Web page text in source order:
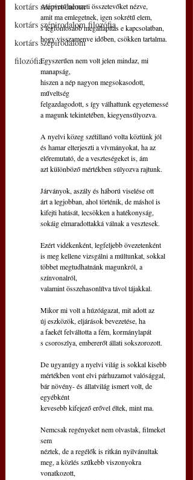
kortárs szépirodalom
kortárs szépirodalom filozófia
kortárs szépirodalom
filozófia
Alapvető nemzeti összetevőket nézve,
amit ma emlegetnek, igen sokrétű elem,
s legfontosabb megállapítás e kapcsolatban,
hogy visszamenve időben, csökken tartalma.
Egyszerűen nem volt jelen mindaz, mi
manapság,
hiszen a nép nagyon megsokasodott,
műveltség
felgazdagodott, s így válhattunk egyetemessé
a magunk tekintetében, kiegyensúlyozva.
A nyelvi közeg szétillanó volta köztünk jól
és hamar elterjeszti a vívmányokat, ha az
előremutató, de a veszteségeket is, ám
azt különböző mértékben súlyozva rajtunk.
Járványok, aszály és háború viselése ott
árt a legjobban, ahol történik, de máshol is
kifejti hatását, lecsökken a hatékonyság,
sokáig elmaradottakká válnak a vesztesek.
Ezért vidékenként, legfeljebb övezetenként
is meg kellene vizsgálni a múltunkat, sokkal
többet megtudhatnánk magunkról, a
színvonalról,
valamint összehasonlítva távol tájakkal.
Mikor mi volt a húzóágazat, mit adott az
új eszközök, eljárások bevezetése, ha
a faekét felváltotta a fém, kormánylapát
s csoroszlya, embererőt állati sokszorozott.
De ugyanúgy a nyelvi világ is sokkal kisebb
mértékben vont elvi párhuzamot valósággal,
bár növény- és állatvilág ismert volt, de
egyébként
kevesebb kifejező erővel éltek, mint ma.
Nemcsak regényeket nem olvastak, filmeket
sem
néztek, de a regélők is ritkán nyilvánultak
meg, a közlés szűkebb viszonyokra
vonatkozott,